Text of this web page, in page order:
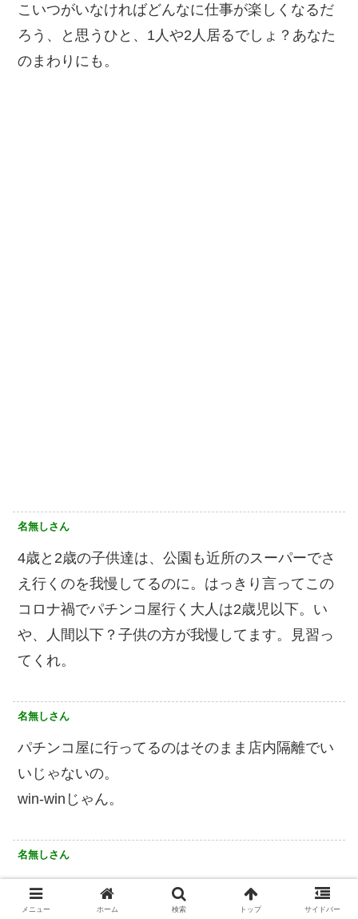
こいつがいなければどんなに仕事が楽しくなるだ
ろう、と思うひと、1人や2人居るでしょ？あなた
のまわりにも。
名無しさん
4歳と2歳の子供達は、公園も近所のスーパーでさ
え行くのを我慢してるのに。はっきり言ってこの
コロナ禍でパチンコ屋行く大人は2歳児以下。い
や、人間以下？子供の方が我慢してます。見習っ
てくれ。
名無しさん
パチンコ屋に行ってるのはそのまま店内隔離でい
いじゃないの。
win-winじゃん。
名無しさん
どうせこの記事の男も若いからと舐めて掛かって
遊びに行ったりしたんだろうな。
メニュー ホーム 検索 トップ サイドバー